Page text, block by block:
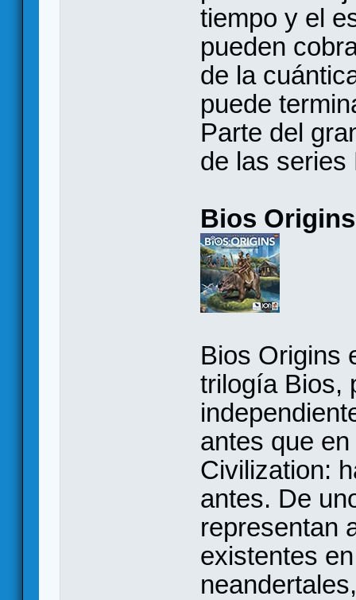
tiempo y el
pueden
de la
puede
Parte del
de las series
Bios Origins
Bios Origins
trilogía Bios,
antes que
Civilization:
antes. De
representan
existentes